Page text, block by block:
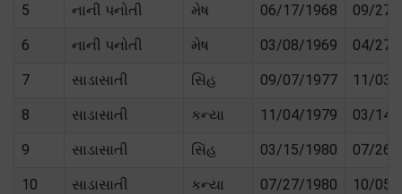
5 નાની પનોતી મેષ 06/17/1968 09/27/
6 નાની પનોતી મેષ 03/08/1969 04/27/
7 સાડાસાતી સિંહ 09/07/1977 11/03/
8 સાડાસાતી કન્યા 11/04/1979 03/14/
9 સાડાસાતી સિંહ 03/15/1980 07/26/
10 સાડાસાતી કન્યા 07/27/1980 10/05/